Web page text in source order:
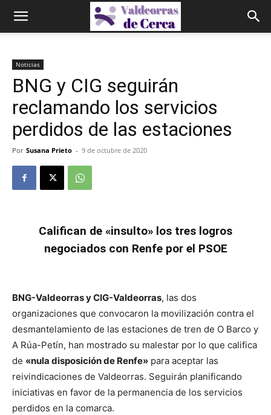
Noticias
BNG y CIG seguirán
reclamando los servicios
perdidos de las estaciones
Por Susana Prieto - 9 de octubre de 2020
Califican de «insulto» los tres logros
negociados con Renfe por el PSOE
BNG-Valdeorras y CIG-Valdeorras, las dos
organizaciones que convocaron la movilización contra el
desmantelamiento de las estaciones de tren de O Barco y
A Rúa-Petín, han mostrado su malestar por lo que califica
de «nula disposición de Renfe» para aceptar las
reivindicaciones de Valdeorras. Seguirán planificando
iniciativas en favor de la permanencia de los servicios
perdidos en la comarca.